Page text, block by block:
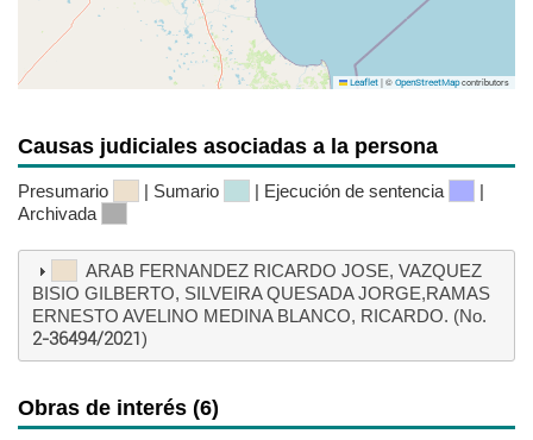
Leaflet |© OpenStreetMapcontributors
Causas judiciales asociadas a la persona
Presumario | Sumario | Ejecución de sentencia
|
Archivada
ARAB FERNANDEZ RICARDO JOSE, VAZQUEZ
BISIO GILBERTO, SILVEIRA QUESADA JORGE,RAMAS
ERNESTO AVELINO MEDINA BLANCO, RICARDO. (No.
2-36494/2021 )
Obras de interés (6)